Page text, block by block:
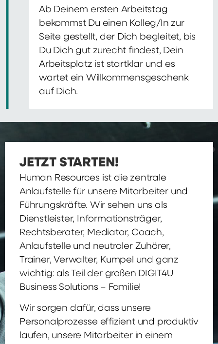
Ab Deinem ersten Arbeitstag
bekommst Du einen Kolleg/In zur
Seite gestellt, der Dich begleitet, bis
Du Dich gut zurecht findest, Dein
Arbeitsplatz ist startklar und es
wartet ein Willkommensgeschenk
auf Dich.
JETZT STARTEN!
Human Resources ist die zentrale
Anlaufstelle für unsere Mitarbeiter und
Führungskräfte. Wir sehen uns als
Dienstleister, Informationsträger,
Rechtsberater, Mediator, Coach,
Anlaufstelle und neutraler Zuhörer,
Trainer, Verwalter, Kumpel und ganz
wichtig: als Teil der großen DIGIT4U
Business Solutions – Familie!
Wir sorgen dafür, dass unsere
Personalprozesse effizient und produktiv
laufen, unsere Mitarbeiter in einem